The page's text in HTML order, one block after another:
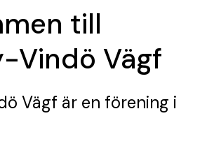
till
Vindö Vägf
Vägf är en förening i